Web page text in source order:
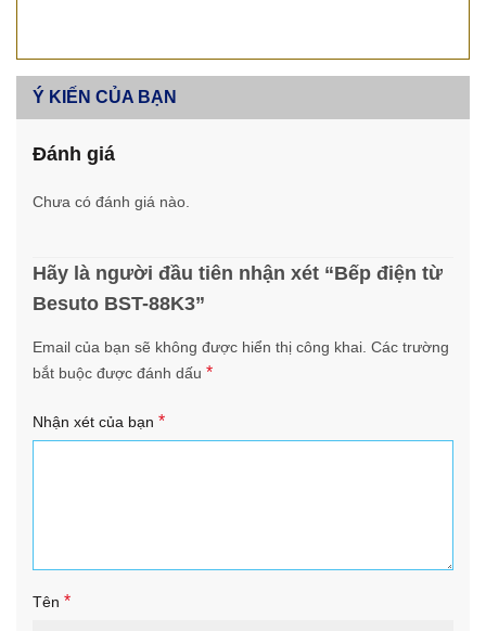
Ý KIẾN CỦA BẠN
Đánh giá
Chưa có đánh giá nào.
Hãy là người đầu tiên nhận xét “Bếp điện từ
Besuto BST-88K3”
Email của bạn sẽ không được hiển thị công khai. Các trường
bắt buộc được đánh dấu *
Nhận xét của bạn *
Tên *